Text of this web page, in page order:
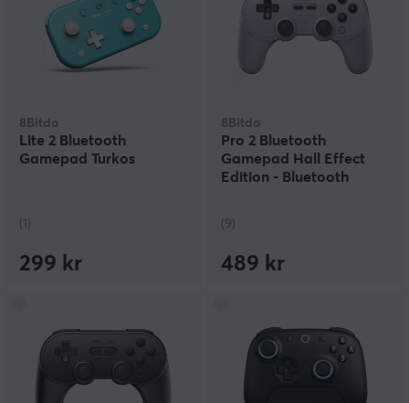
8Bitdo
Lite 2 Bluetooth
Gamepad Turkos
(1)
299 kr
8Bitdo
Pro 2 Bluetooth
Gamepad Hall Effect
Edition - Bluetooth
(9)
489 kr